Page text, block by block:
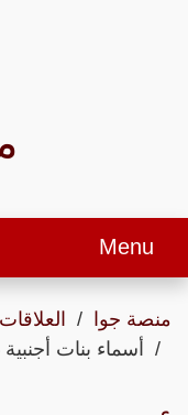
Menu
منصة جوا
أسماء بنات